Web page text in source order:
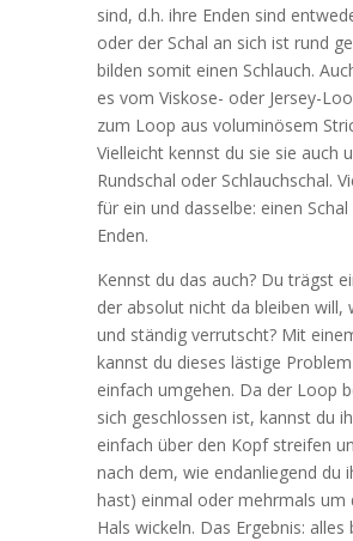
sind, d.h. ihre Enden sind
oder der Schal an sich ist rund
bilden somit einen Schlauch.
es vom Viskose- oder Jersey-
zum Loop aus voluminösem
Vielleicht kennst du sie sie auch
Rundschal oder Schlauchschal.
für ein und dasselbe: einen
Enden.
Kennst du das auch? Du trägst
der absolut nicht da bleiben will,
und ständig verrutscht? Mit
kannst du dieses lästige
einfach umgehen. Da der Loop
sich geschlossen ist, kannst du
einfach über den Kopf streifen
nach dem, wie endanliegend du
hast) einmal oder mehrmals um
Hals wickeln. Das Ergebnis: alles